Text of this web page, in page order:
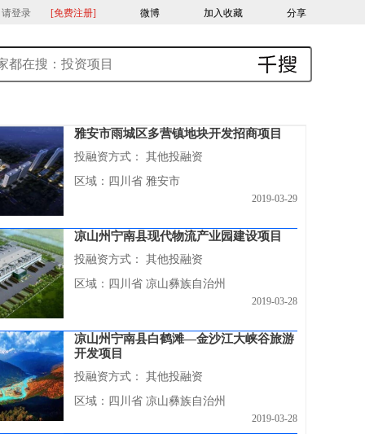
登录 [免费注册] 微博 加入收藏 分享
雅安市雨城区多营镇地块开发招商项目
投融资方式：
其他投融资
区域：四川省 雅安市
2019-03-29
凉山州宁南县现代物流产业园建设项目
投融资方式：
其他投融资
区域：四川省 凉山彝族自治州
2019-03-28
凉山州宁南县白鹤滩—金沙江大峡谷旅游
开发项目
投融资方式：
其他投融资
区域：四川省 凉山彝族自治州
2019-03-28